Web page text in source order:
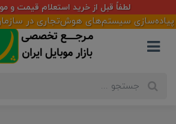
لطفاً قبل از خرید استعلام قیمت و
پیاده‌سازی سیستم‌های هوش‌تجاری در